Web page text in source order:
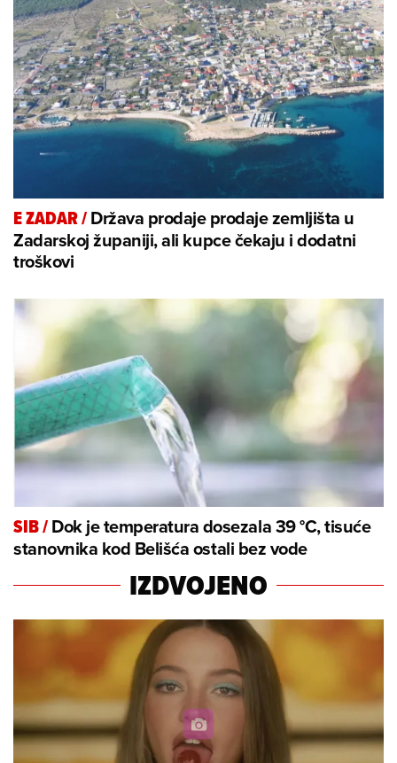
E ZADAR/Država prodaje prodaje zemljišta u
Zadarskoj županiji, ali kupce čekaju i dodatni
troškovi
SIB/Dok je temperatura dosezala 39 °C, tisuće
stanovnika kod Belišća ostali bez vode
IZDVOJENO